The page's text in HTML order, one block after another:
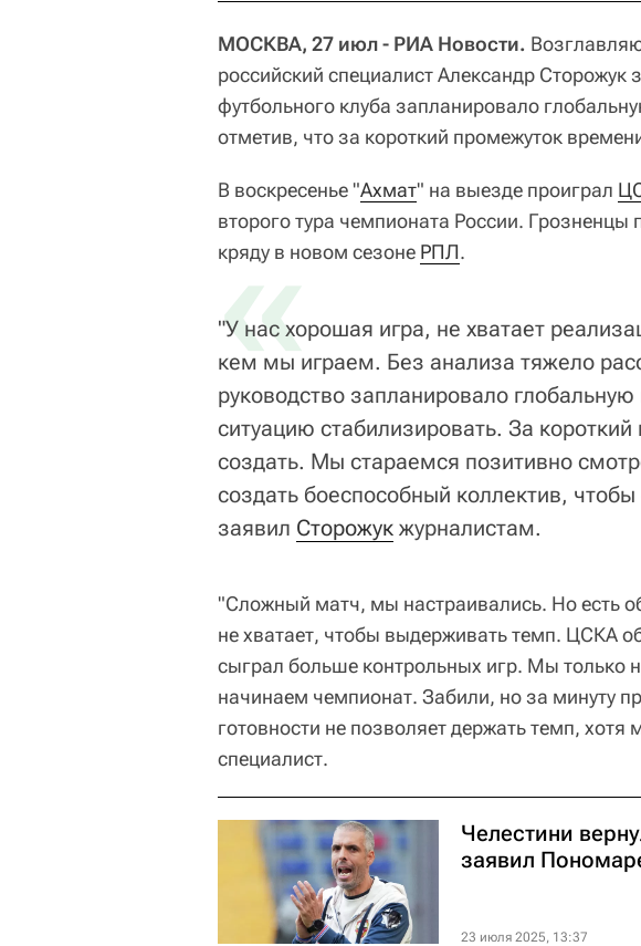
МОСКВА, 27 июл - РИА Новости.
российский специалист Александр Сторожук
футбольного клуба запланировало
отметив, что за короткий промежуток
В воскресенье "Ахмат" на выезде проиграл
второго тура чемпионата России. Грозненцы
кряду в новом сезоне РПЛ.
«
"У нас хорошая игра, не хватает
кем мы играем. Без анализа тяжело
руководство запланировало
ситуацию стабилизировать. За
создать. Мы стараемся позитивно
создать боеспособный коллектив,
заявил Сторожук журналистам.
"Сложный матч, мы настраивались. Но есть
не хватает, чтобы выдерживать темп. ЦСКА
сыграл больше контрольных игр. Мы только
начинаем чемпионат. Забили, но за минуту
готовности не позволяет держать темп,
специалист.
Челестини
заявил
23 июля 2025, 13:37